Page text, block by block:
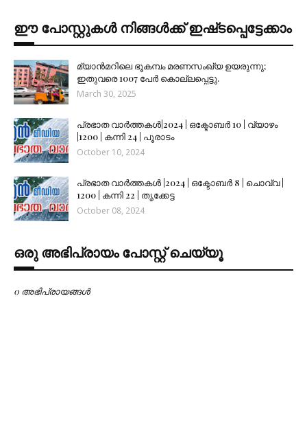
ഈ പോസ്റ്റുകൾ നിങ്ങൾക്ക് ഇഷ്‌‌ടപ്പെട്ടേക്കാം
മ്യാൻമറിലെ ഭൂകമ്പം മരണസംഖ്യ ഉയരുന്നു;
ഇതുവരെ 1007 പേർ കൊല്ലപ്പെട്ടു.
March 30, 2025
പ്രഭാത വാർത്തകൾ|2024 | ഒക്ടോബർ 10 | വ്യാഴം
|1200 | കന്നി 24 | പൂരാടം
October 10, 2024
പ്രഭാത വാർത്തകൾ |2024 | ഒക്ടോബർ 8 | ചൊവ്വ |
1200 | കന്നി 22 | തൃക്കേട്ട
October 08, 2024
ഒരു അഭിപ്രായം പോസ്റ്റ് ചെയ്യൂ
0 അഭിപ്രായങ്ങള്‍